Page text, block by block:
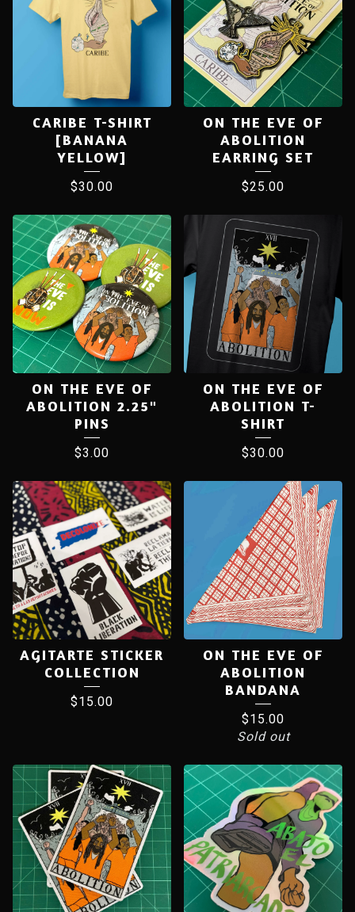
CARIBE T-SHIRT
[BANANA
YELLOW]
$30.00
ON THE EVE OF
ABOLITION
EARRING SET
$25.00
ON THE EVE OF
ABOLITION 2.25"
PINS
$3.00
ON THE EVE OF
ABOLITION T-
SHIRT
$30.00
AGITARTE STICKER
COLLECTION
$15.00
ON THE EVE OF
ABOLITION
BANDANA
$15.00
Sold out